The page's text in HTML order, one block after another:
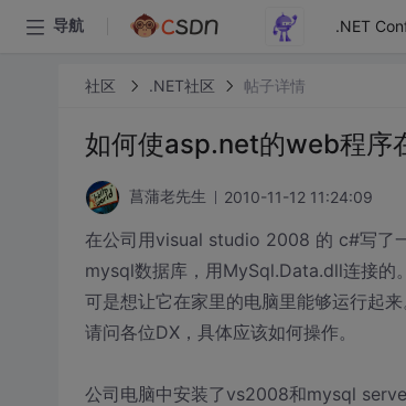
导航
社区 .NET社区 帖子详情
如何使asp.net的web程序
菖蒲老先生 2010-11-12 11:24:09
在公司用visual studio 2008 的 c#写了
mysql数据库，用MySql.Data.dll连接的。
可是想让它在家里的电脑里能够运行起来
请问各位DX，具体应该如何操作。
公司电脑中安装了vs2008和mysql